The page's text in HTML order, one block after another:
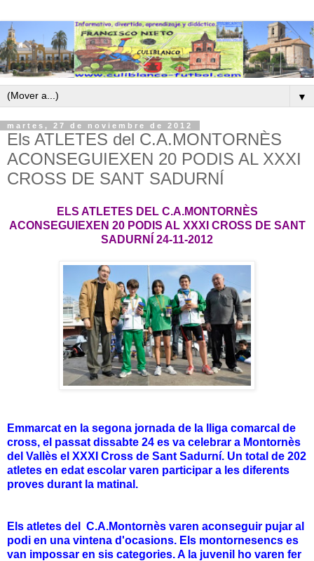
▼
martes, 27 de noviembre de 2012
Els ATLETES del C.A.MONTORNÈS
ACONSEGUIEXEN 20 PODIS AL XXXI
CROSS DE SANT SADURNÍ
ELS ATLETES DEL C.A.MONTORNÈS
ACONSEGUIEXEN 20 PODIS AL XXXI CROSS DE SANT
SADURNÍ 24-11-2012
Emmarcat en la segona jornada de la lliga comarcal de
cross, el passat dissabte 24 es va celebrar a Montornès
del Vallès el XXXI Cross de Sant Sadurní. Un total de 202
atletes en edat escolar varen participar a les diferents
proves durant la matinal.
Els atletes del C.A.Montornès varen aconseguir pujar al
podi en una vintena d'ocasions. Els montornesencs es
van impossar en sis categories. A la juvenil ho varen fer